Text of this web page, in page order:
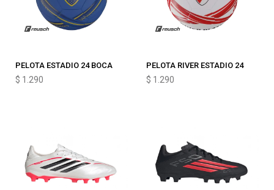
PELOTA ESTADIO 24 BOCA
$ 1.290
PELOTA RIVER ESTADIO 24
$ 1.290